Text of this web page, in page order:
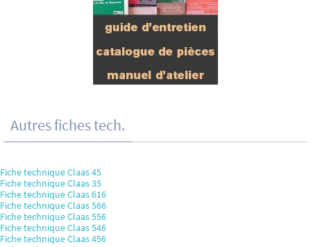
Autres fiches tech.
Fiche technique Claas 45
Fiche technique Claas 35
Fiche technique Claas 616
Fiche technique Claas 566
Fiche technique Claas 556
Fiche technique Claas 546
Fiche technique Claas 456